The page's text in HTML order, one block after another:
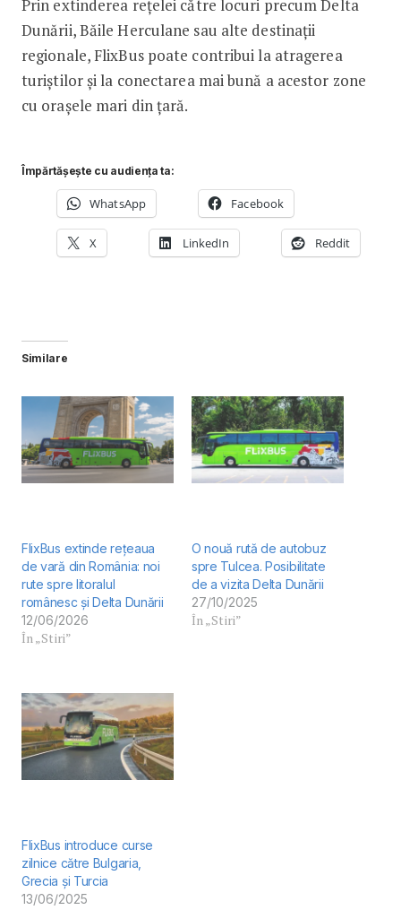
Prin extinderea rețelei către locuri precum Delta
Dunării, Băile Herculane sau alte destinații
regionale, FlixBus poate contribui la atragerea
turiștilor și la conectarea mai bună a acestor zone
cu orașele mari din țară.
Împărtășește cu audiența ta:
WhatsApp Facebook
X LinkedIn Reddit
Similare
FlixBus extinde rețeaua
de vară din România: noi
rute spre litoralul
românesc și Delta Dunării
12/06/2026
În „Stiri”
O nouă rută de autobuz
spre Tulcea. Posibilitate
de a vizita Delta Dunării
27/10/2025
În „Stiri”
FlixBus introduce curse
zilnice către Bulgaria,
Grecia și Turcia
13/06/2025